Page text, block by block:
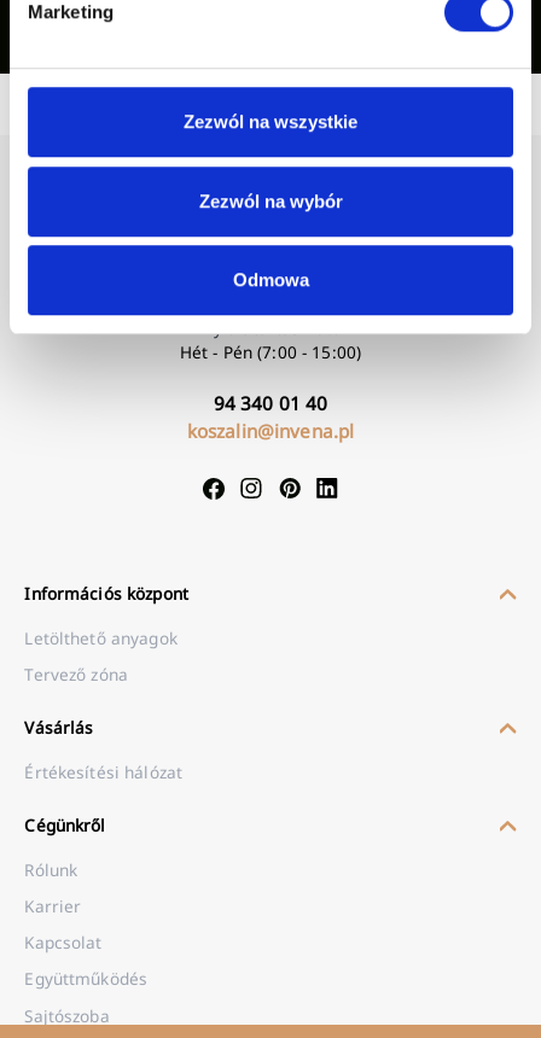
Marketing
Zezwól na wszystkie
Zezwól na wybór
Odmowa
Nyitvatartási idő:
Hét - Pén (7:00 - 15:00)
94 340 01 40
koszalin@invena.pl
Információs központ
Letölthető anyagok
Tervező zóna
Vásárlás
Értékesítési hálózat
Cégünkről
Rólunk
Karrier
Kapcsolat
Együttműködés
Sajtószoba